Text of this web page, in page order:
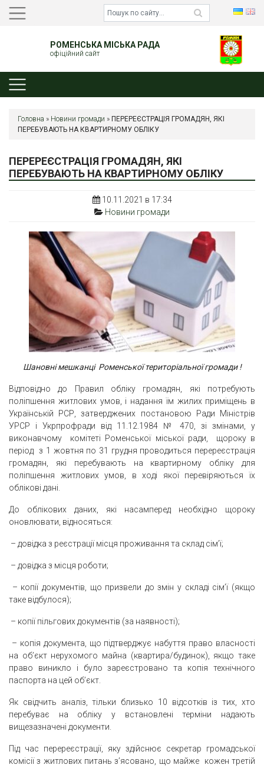
РОМЕНСЬКА МІСЬКА РАДА
офіційний сайт
Головна » Новини громади » ПЕРЕРЕЄСТРАЦІЯ ГРОМАДЯН, ЯКІ
ПЕРЕБУВАЮТЬ НА КВАРТИРНОМУ ОБЛІКУ
ПЕРЕРЕЄСТРАЦІЯ ГРОМАДЯН, ЯКІ
ПЕРЕБУВАЮТЬ НА КВАРТИРНОМУ ОБЛІКУ
10.11.2021 в 17:34
Новини громади
Шановні мешканці Роменської територіальної громади!
Відповідно до Правил обліку громадян, які потребують
поліпшення житлових умов, і надання їм жилих приміщень в
Українській РСР, затверджених постановою Ради Міністрів
УРСР і Укрпрофради від 11.12.1984 № 470, зі змінами, у
виконавчому комітеті Роменської міської ради, щороку в
період з 1 жовтня по 31 грудня проводиться перереєстрація
громадян, які перебувають на квартирному обліку для
поліпшення житлових умов, в ході якої перевіряються їх
облікові дані.
До облікових даних, які насамперед необхідно щороку
оновлювати, відносяться:
– довідка з реєстрації місця проживання та склад сім’ї;
– довідка з місця роботи;
– копії документів, що призвели до змін у складі сім’ї (якщо
таке відбулося);
– копії пільгових документів (за наявності);
– копія документа, що підтверджує набуття право власності
на об’єкт нерухомого майна (квартира/будинок), якщо таке
право виникло і було зареєстровано та копія технічного
паспорта на цей об’єкт.
Як свідчить аналіз, тільки близько 10 відсотків із тих, хто
перебуває на обліку у встановлені терміни надають
вищезазначені документи.
Під час перереєстрації, яку здійснює секретар громадської
комісії з житлових питань з’ясовано, що майже кожен третій